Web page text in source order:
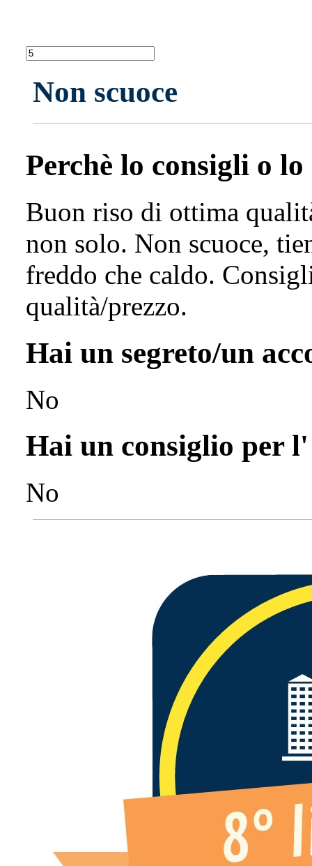
Non scuoce
Perchè lo consigli o
Buon riso di ottima
non solo. Non scuoce,
freddo che caldo.
qualità/prezzo.
Hai un segreto/un
No
Hai un consiglio per
No